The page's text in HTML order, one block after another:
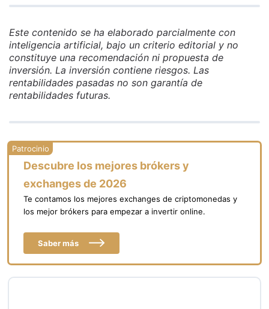
Este contenido se ha elaborado parcialmente con
inteligencia artificial, bajo un criterio editorial y no
constituye una recomendación ni propuesta de
inversión. La inversión contiene riesgos. Las
rentabilidades pasadas no son garantía de
rentabilidades futuras.
Descubre los mejores brókers y
exchanges de 2026
Te contamos los mejores exchanges de criptomonedas y
los mejor brókers para empezar a invertir online.
Saber más